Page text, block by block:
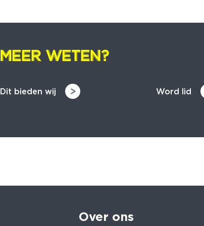
MEER WETEN?
MEER WETEN?
Dit bieden wij Word lid
Over ons